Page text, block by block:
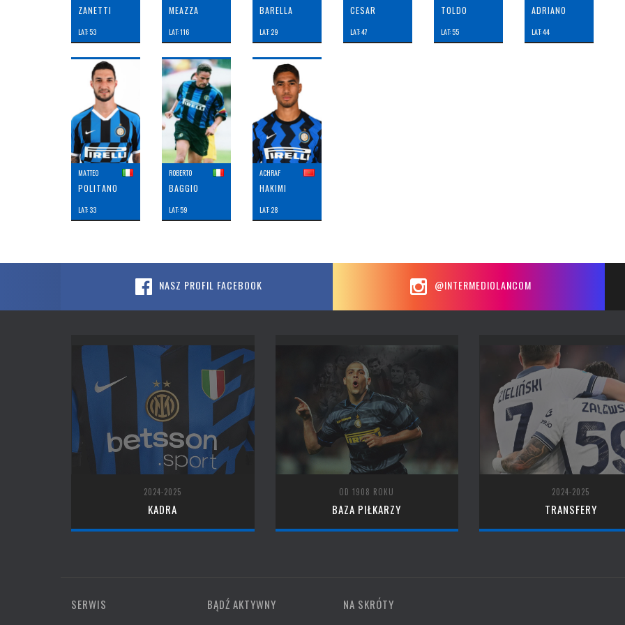
ZANETTI
LAT: 53
MEAZZA
LAT: 116
BARELLA
LAT: 29
CESAR
LAT: 47
TOLDO
LAT: 55
ADRIANO
LAT: 44
MATTEO
POLITANO
LAT: 33
ROBERTO
BAGGIO
LAT: 59
ACHRAF
HAKIMI
LAT: 28
NASZ PROFIL FACEBOOK @INTERMEDIOLANCOM
2024-2025
KADRA
OD 1908 ROKU
BAZA PIŁKARZY
2024-2025
TRANSFERY
SERWIS BĄDŹ AKTYWNY NA SKRÓTY